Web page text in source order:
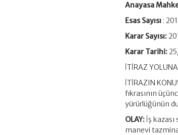
Anayasa
Esas Sayısı :
Karar Sayısı:
Karar Tarihi:
İTİRAZ
İTİRAZIN
fıkrasının
yürürlüğünün
OLAY: İş
manevi